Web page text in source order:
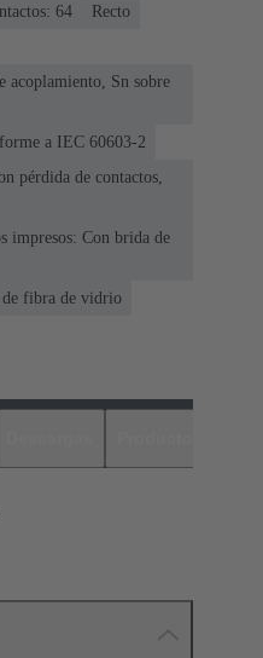
64
Recto
acoplamiento, Sn sobre
a IEC 60603-2
pérdida de contactos,
impresos: Con brida de
de fibra de vidrio